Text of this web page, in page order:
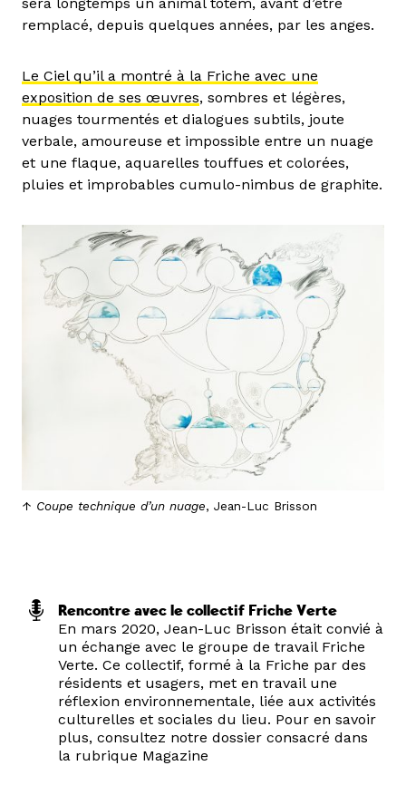
remplacé, depuis quelques années, par les anges.
Le Ciel qu’il a montré à la Friche avec une
exposition de ses œuvres, sombres et légères,
nuages tourmentés et dialogues subtils, joute
verbale, amoureuse et impossible entre un nuage
et une flaque, aquarelles touffues et colorées,
pluies et improbables cumulo-nimbus de graphite.
Coupe technique d’un nuage, Jean-Luc Brisson
Rencontre avec le collectif Friche Verte
En mars 2020, Jean-Luc Brisson était convié à
un échange avec le groupe de travail Friche
Verte. Ce collectif, formé à la Friche par des
résidents et usagers, met en travail une
réflexion environnementale, liée aux activités
culturelles et sociales du lieu. Pour en savoir
plus, consultez notre dossier consacré dans
la rubrique Magazine